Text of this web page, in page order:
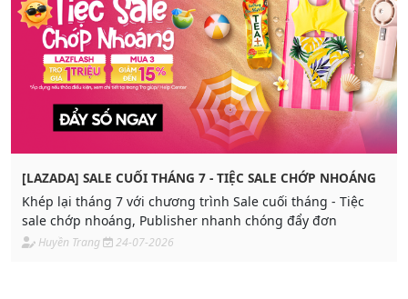
[LAZADA] SALE CUỐI THÁNG 7 - TIỆC SALE CHỚP NHOÁNG
Khép lại tháng 7 với chương trình Sale cuối tháng - Tiệc
sale chớp nhoáng, Publisher nhanh chóng đẩy đơn
Huyền Trang 24-07-2026